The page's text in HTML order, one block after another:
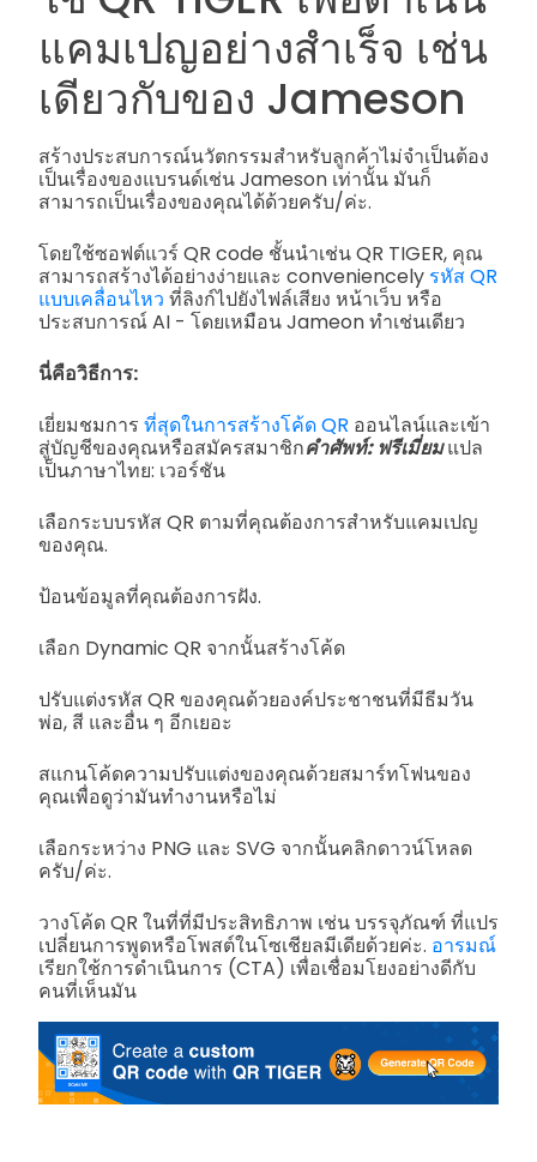
แคมเปญอย่างสำเร็จ เช่น
เดียวกับของ Jameson
สร้างประสบการณ์นวัตกรรมสำหรับลูกค้าไม่จำเป็นต้อง
เป็นเรื่องของแบรนด์เช่น Jameson เท่านั้น มันก็
สามารถเป็นเรื่องของคุณได้ด้วยครับ/ค่ะ.
โดยใช้ซอฟต์แวร์ QR code ชั้นนำเช่น QR TIGER, คุณ
สามารถสร้างได้อย่างง่ายและ conveniencely รหัส QR
แบบเคลื่อนไหว ที่ลิงก์ไปยังไฟล์เสียง หน้าเว็บ หรือ
ประสบการณ์ AI - โดยเหมือน Jameon ทำเช่นเดียว
นี่คือวิธีการ:
เยี่ยมชมการ ที่สุดในการสร้างโค้ด QR ออนไลน์และเข้า
สู่บัญชีของคุณหรือสมัครสมาชิกคำศัพท์: ฟรีเมี่ยมแปล
เป็นภาษาไทย: เวอร์ชัน
เลือกระบบรหัส QR ตามที่คุณต้องการสำหรับแคมเปญ
ของคุณ.
ป้อนข้อมูลที่คุณต้องการฝัง.
เลือก Dynamic QR จากนั้นสร้างโค้ด
ปรับแต่งรหัส QR ของคุณด้วยองค์ประชาชนที่มีธีมวัน
พ่อ, สี และอื่น ๆ อีกเยอะ
สแกนโค้ดความปรับแต่งของคุณด้วยสมาร์ทโฟนของ
คุณเพื่อดูว่ามันทำงานหรือไม่
เลือกระหว่าง PNG และ SVG จากนั้นคลิกดาวน์โหลด
ครับ/ค่ะ.
วางโค้ด QR ในที่ที่มีประสิทธิภาพ เช่น บรรจุภัณฑ์ ที่แปร
เปลี่ยนการพูดหรือโพสต์ในโซเชียลมีเดียด้วยค่ะ. อารมณ์
เรียกใช้การดำเนินการ (CTA) เพื่อเชื่อมโยงอย่างดีกับ
คนที่เห็นมัน